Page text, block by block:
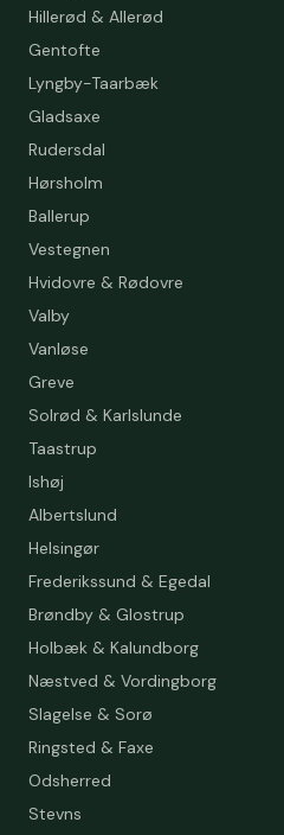
Hillerød & Allerød
Gentofte
Lyngby-Taarbæk
Gladsaxe
Rudersdal
Hørsholm
Ballerup
Vestegnen
Hvidovre & Rødovre
Valby
Vanløse
Greve
Solrød & Karlslunde
Taastrup
Ishøj
Albertslund
Helsingør
Frederikssund & Egedal
Brøndby & Glostrup
Holbæk & Kalundborg
Næstved & Vordingborg
Slagelse & Sorø
Ringsted & Faxe
Odsherred
Stevns